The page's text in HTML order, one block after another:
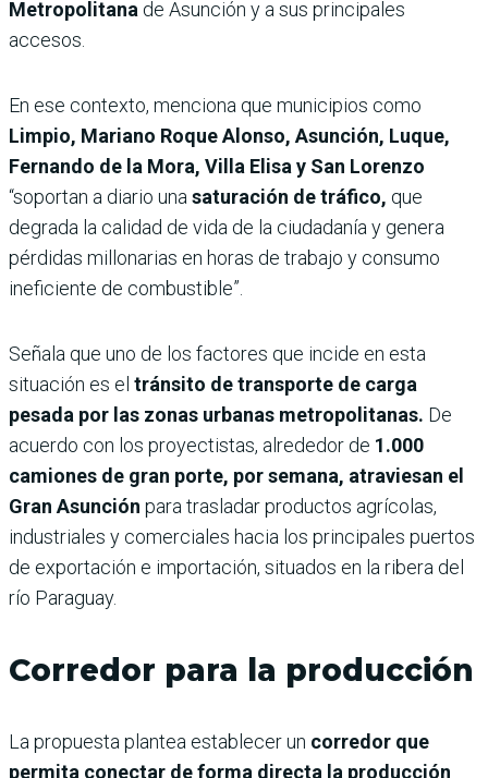
Metropolitana de Asunción y a sus principales
accesos.
En ese contexto, menciona que municipios como
Limpio, Mariano Roque Alonso, Asunción, Luque,
Fernando de la Mora, Villa Elisa y San Lorenzo
“soportan a diario una saturación de tráfico, que
degrada la calidad de vida de la ciudadanía y genera
pérdidas millonarias en horas de trabajo y consumo
ineficiente de combustible”.
Señala que uno de los factores que incide en esta
situación es el tránsito de transporte de carga
pesada por las zonas urbanas metropolitanas. De
acuerdo con los proyectistas, alrededor de 1.000
camiones de gran porte, por semana, atraviesan el
Gran Asunción para trasladar productos agrícolas,
industriales y comerciales hacia los principales puertos
de exportación e importación, situados en la ribera del
río Paraguay.
Corredor para la producción
La propuesta plantea establecer un corredor que
permita conectar de forma directa la producción